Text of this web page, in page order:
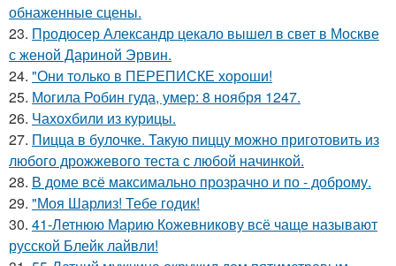
обнаженные сцены.
23. Продюсер Александр цекало вышел в свет в Москве
с женой Дариной Эрвин.
24. "Они только в ПЕРЕПИСКЕ хороши!
25. Могила Робин гуда, умер: 8 ноября 1247.
26. Чахохбили из курицы.
27. Пицца в булочке. Такую пиццу можно приготовить из
любого дрожжевого теста с любой начинкой.
28. В доме всё максимально прозрачно и по - доброму.
29. "Моя Шарлиз! Тебе годик!
30. 41-Летнюю Марию Кожевникову всё чаще называют
русской Блейк лайвли!